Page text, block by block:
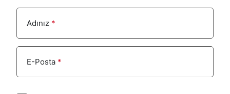
Adınız *
E-Posta *